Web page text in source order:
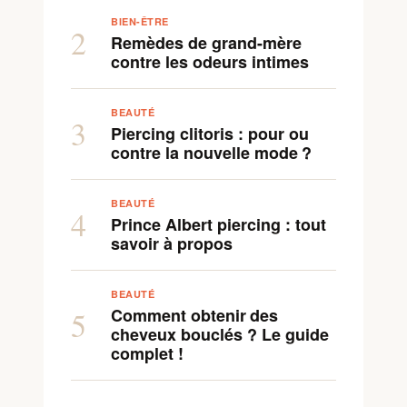
2
BIEN-ÊTRE
Remèdes de grand-mère
contre les odeurs intimes
3
BEAUTÉ
Piercing clitoris : pour ou
contre la nouvelle mode ?
4
BEAUTÉ
Prince Albert piercing : tout
savoir à propos
5
BEAUTÉ
Comment obtenir des
cheveux bouclés ? Le guide
complet !